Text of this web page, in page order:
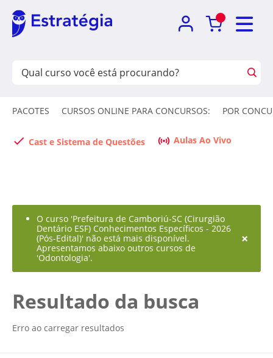
PACOTES CURSOS ONLINE PARA CONCURSOS: POR
Cast e Sistema de Questões Aulas Ao Vivo
O curso 'Prefeitura de Camboriú-SC (Cirurgião
Dentário ESF) Conhecimentos Específicos - 2026
(Pós-Edital)' não está mais disponível.
Apresentamos abaixo outros cursos de
'Odontologia'.
×
Resultado da busca
Erro ao carregar resultados